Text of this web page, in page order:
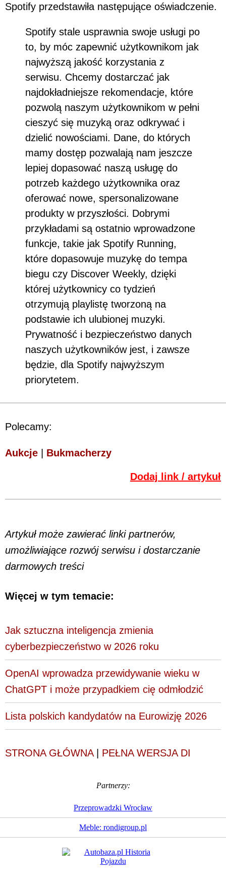
Spotify przedstawiła następujące oświadczenie.
Spotify stale usprawnia swoje usługi po
to, by móc zapewnić użytkownikom jak
najwyższą jakość korzystania z
serwisu. Chcemy dostarczać jak
najdokładniejsze rekomendacje, które
pozwolą naszym użytkownikom w pełni
cieszyć się muzyką oraz odkrywać i
dzielić nowościami. Dane, do których
mamy dostęp pozwalają nam jeszcze
lepiej dopasować naszą usługę do
potrzeb każdego użytkownika oraz
oferować nowe, spersonalizowane
produkty w przyszłości. Dobrymi
przykładami są ostatnio wprowadzone
funkcje, takie jak Spotify Running,
które dopasowuje muzykę do tempa
biegu czy Discover Weekly, dzięki
której użytkownicy co tydzień
otrzymują playlistę tworzoną na
podstawie ich ulubionej muzyki.
Prywatność i bezpieczeństwo danych
naszych użytkowników jest, i zawsze
będzie, dla Spotify najwyższym
priorytetem.
Polecamy:
Aukcje Bukmacherzy
Dodaj link / artykuł
Artykuł może zawierać linki partnerów,
umożliwiające rozwój serwisu i dostarczanie
darmowych treści
Więcej w tym temacie:
Jak sztuczna inteligencja zmienia
cyberbezpieczeństwo w 2026 roku
OpenAI wprowadza przewidywanie wieku w
ChatGPT i może przypadkiem cię odmłodzić
Lista polskich kandydatów na Eurowizję 2026
STRONA GŁÓWNA| PEŁNA WERSJA DI
Partnerzy:
Przeprowadzki Wrocław
Meble: rondigroup.pl